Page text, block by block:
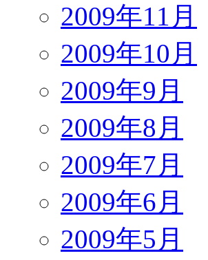
2009年11月
2009年10月
2009年9月
2009年8月
2009年7月
2009年6月
2009年5月